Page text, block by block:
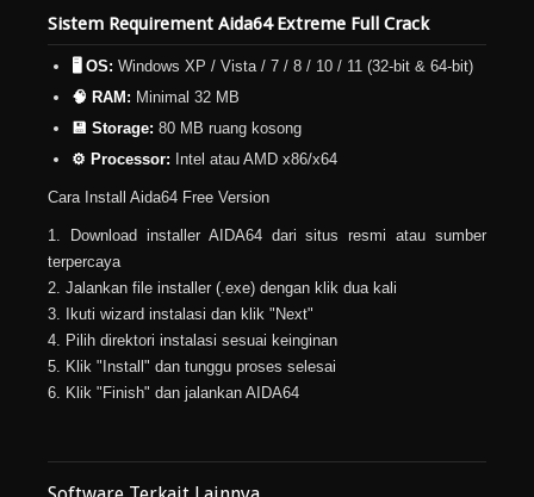
Sistem Requirement Aida64 Extreme Full Crack
🖥️ OS: Windows XP / Vista / 7 / 8 / 10 / 11 (32-bit & 64-bit)
🧠 RAM: Minimal 32 MB
💾 Storage: 80 MB ruang kosong
⚙️ Processor: Intel atau AMD x86/x64
Cara Install Aida64 Free Version
1. Download installer AIDA64 dari situs resmi atau sumber
terpercaya
2. Jalankan file installer (.exe) dengan klik dua kali
3. Ikuti wizard instalasi dan klik "Next"
4. Pilih direktori instalasi sesuai keinginan
5. Klik "Install" dan tunggu proses selesai
6. Klik "Finish" dan jalankan AIDA64